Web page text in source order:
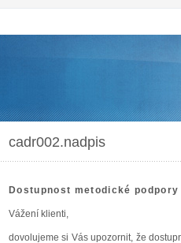
cadr002.nadpis
Dostupnost metodické podpory
Vážení klienti,
dovolujeme si Vás upozornit, že